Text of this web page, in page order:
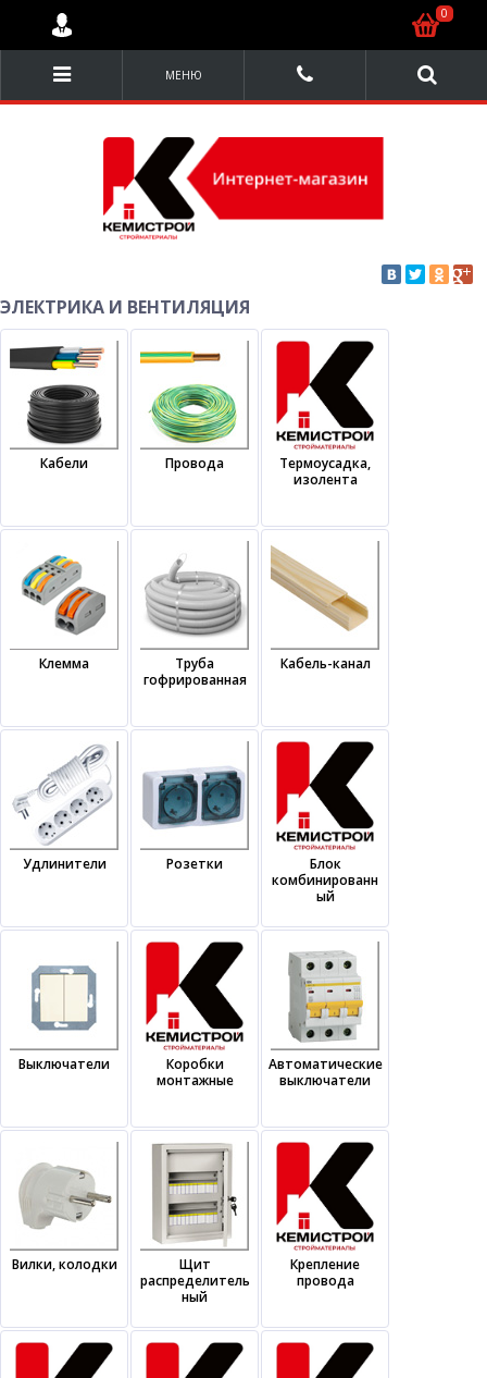
МЕНЮ
ЭЛЕКТРИКА И ВЕНТИЛЯЦИЯ
Кабели Провода
Термоусадка,
изолента
Клемма
Труба
гофрированная
Кабель-канал
Удлинители Розетки
Блок
комбинированн
ый
Выключатели
Коробки
монтажные
Автоматические
выключатели
Вилки, колодки
Щит
распределитель
ный
Крепление
провода
0